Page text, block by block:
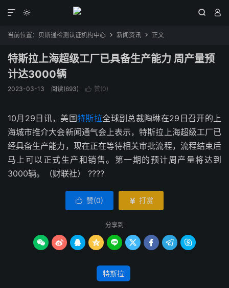
  

当前位置： 贝斯通检测认证机构中心  新闻资讯  正文
特斯拉上海超级工厂已具备生产能力 周产量预
计达3000辆
2023-03-13 阅读(693)  赞(0)
10月29日讯，美国特斯拉全球副总裁陶琳在29日召开的上
海城市推介大会新闻通气会上表示，特斯拉上海超级工厂已
经具备生产能力，现在正在等待相关审批流程，流程结束后
马上可以正式生产和销售。第一期的预计周产量将达到
3000辆。（财联社） ????
 赞(0)  打赏
分享到
        
特斯拉